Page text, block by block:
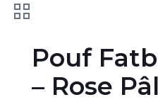
Pouf
– Rose